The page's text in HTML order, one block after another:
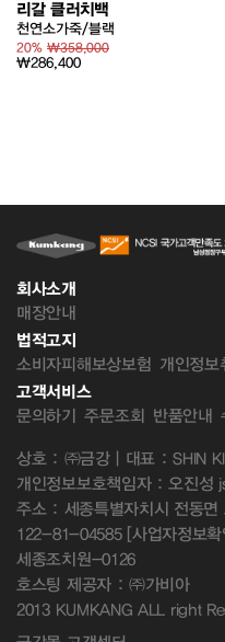
리갈 클러치백
천연소가죽/블랙
20% ₩358,000
₩286,400
회사소개
매장안내
법적고지
소비자피해보상보험 개인정보
고객서비스
문의하기 주문조회 반품안내
상호 : ㈜금강 | 대표 : SHIN
개인정보보호책임자 : 오진성
주소 : 세종특별자치시 전동
122-81-04585 [사업자정보확
세종조치원-0126
호스팅 제공자 : ㈜가비아
2013 KUMKANG ALL right